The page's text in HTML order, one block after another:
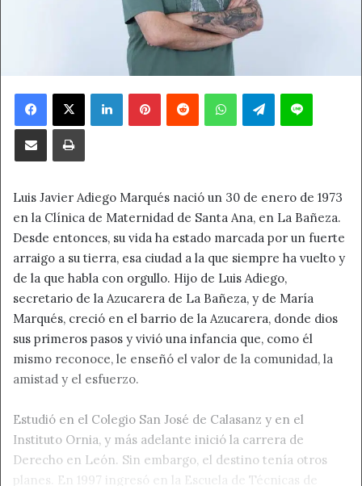
Facebook
X LinkedInPinterestReddit WhatsAppTelegramLine
Compartir por correo electrónicoImprimir
Luis Javier Adiego Marqués nació un 30 de enero de 1973
en la Clínica de Maternidad de Santa Ana, en La Bañeza.
Desde entonces, su vida ha estado marcada por un fuerte
arraigo a su tierra, esa ciudad a la que siempre ha vuelto y
de la que habla con orgullo. Hijo de Luis Adiego,
secretario de la Azucarera de La Bañeza, y de María
Marqués, creció en el barrio de la Azucarera, donde dios
sus primeros pasos y vivió una infancia que, como él
mismo reconoce, le enseñó el valor de la comunidad, la
amistad y el esfuerzo.
Estudió en el Colegio San José de Calasanz y en el
Instituto Ornia, y más adelante inició la carrera de
Derecho en León. Sin embargo, el destino tenía otros
planes. En 1997 ingresó en la Escuela de Técnicas de